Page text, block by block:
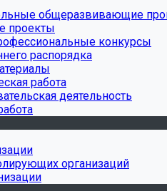
общеразвивающие
проекты
конкурсы
распорядка
работа
деятельность
организаций